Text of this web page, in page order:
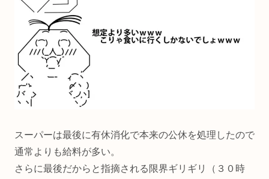
スーパーは最後に有休消化で本来の公休を処理したので
通常よりも給料が多い。
さらに最後だからと指摘される限界ギリギリ（３０時